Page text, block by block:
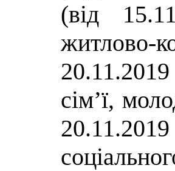
(від
житлово-
сім’ї,